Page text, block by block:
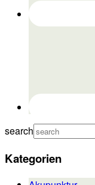
search
Kategorien